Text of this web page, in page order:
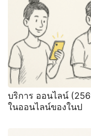
บริการ ออนไลน์
ในออนไลน์ของในป